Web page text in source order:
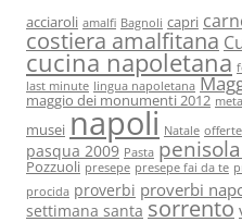
acciaroli amalfi Bagnoli capri
costiera amalfitana
cucina napoletana
last minute lingua napoletana
maggio dei monumenti 2012
musei napoli Natale
pasqua 2009 Pasta
Pozzuoli presepe presepe fai da te
procida proverbi proverbi
settimana santa sorrento